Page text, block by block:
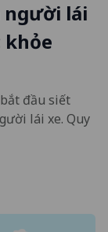
người lái
khỏe
đầu siết
lái xe. Quy